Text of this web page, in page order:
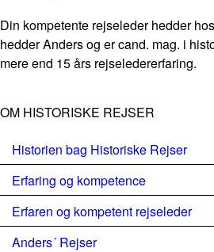
Din kompetente rejseleder hedder
hedder Anders og er cand. mag. i
mere end 15 års rejseledererfaring.
OM HISTORISKE REJSER
Historien bag Historiske Rejser
Erfaring og kompetence
Erfaren og kompetent rejseleder
Anders´ Rejser